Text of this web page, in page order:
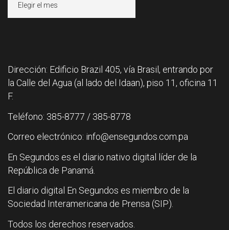
Dirección: Edificio Brazil 405, vía Brasil, entrando por
la Calle del Agua (al lado del Idaan), piso 11, oficina 11
F.
Teléfono: 385-8777 / 385-8778
Correo electrónico: info@ensegundos.com.pa
En Segundos es el diario nativo digital líder de la
República de Panamá.
El diario digital En Segundos es miembro de la
Sociedad Interamericana de Prensa (SIP).
Todos los derechos reservados.